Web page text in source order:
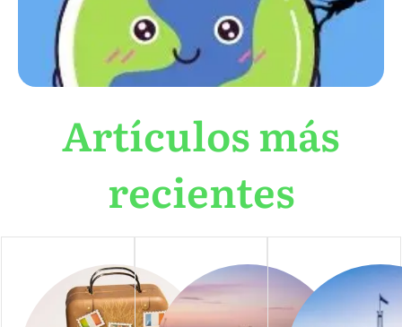
Artículos más
recientes